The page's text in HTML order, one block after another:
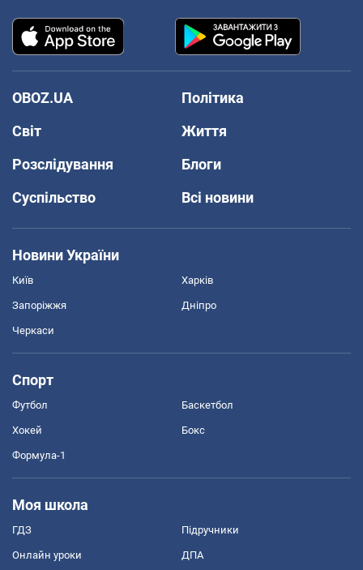
OBOZ.UA
Політика
Світ
Життя
Розслідування
Блоги
Суспільство
Всі новини
Новини України
Київ Харків
Запоріжжя Дніпро
Черкаси
Спорт
Футбол Баскетбол
Хокей Бокс
Формула-1
Моя школа
ГДЗ Підручники
Онлайн уроки ДПА